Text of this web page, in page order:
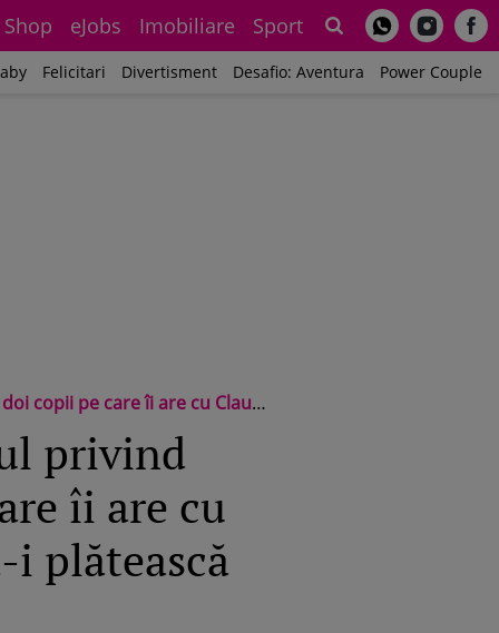
Shop eJobs Imobiliare Sport
Felicitari Divertisment Desafio: Aventura Power Couple
Ce sumă trebuie să-i plătească fostei soții
privind
îi are cu
i plătească